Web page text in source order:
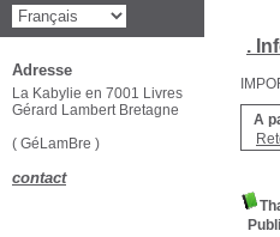
.
A
Adresse
La Kabylie en 7001 Livres
Gérard Lambert Bretagne
( GéLamBre )
contact